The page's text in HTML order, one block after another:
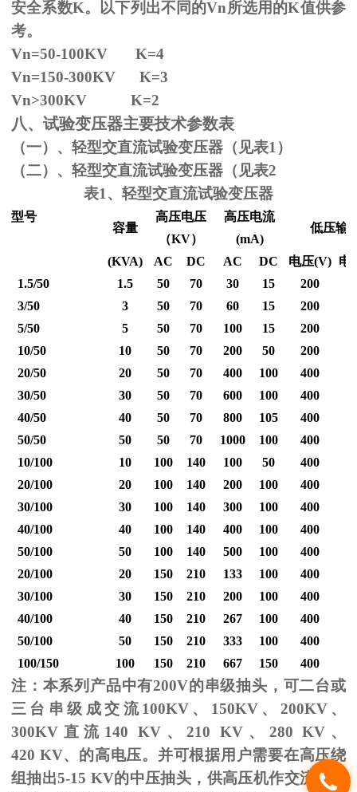
安全系数K。以下列出不同的Vn所选用的K值供参
考。
Vn=50-100KV K=4
Vn=150-300KV K=3
Vn>300KV K=2
八、试验变压器主要技术参数表
（一）、轻型交直流试验变压器（见表1）
（二）、轻型交直流试验变压器（见表2
表1、轻型交直流试验变压器
型号
容量
高压电压
（KV）
高压电流
(mA)
低压输
(KVA) AC DC AC DC 电压(V) 电
1.5/50
1.5 50 70 30 15 200
3/50
3 50 70 60 15 200
5/50
5 50 70 100 15 200
10/50
10 50 70 200 50 200
20/50
20 50 70 400 100 400
30/50
30 50 70 600 100 400
40/50
40 50 70 800 105 400
50/50
50 50 70 1000 100 400
10/100
10 100 140 100 50 400
20/100
20 100 140 200 100 400
30/100
30 100 140 300 100 400
40/100
40 100 140 400 100 400
50/100
50 100 140 500 100 400
20/100
20 150 210 133 100 400
30/100
30 150 210 200 100 400
40/100
40 150 210 267 100 400
50/100
50 150 210 333 100 400
100/150
100 150 210 667 150 400
注：本系列产品中有200V的串级抽头，可二台或
三台串级成交流100KV、 150KV、 200KV、
300KV 直流 140 KV、210 KV 、 280 KV 、
420 KV、的高电压。并可根据用户需要在高压绕
组抽出5-15 KV的中压抽头，供高压机作交流耐压